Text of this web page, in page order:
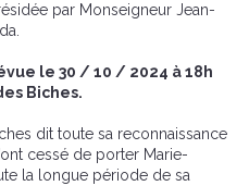
par Monseigneur Jean-
le 30 / 10 / 2024 à 18h
Biches.
dit toute sa reconnaissance
cessé de porter Marie-
la longue période de sa